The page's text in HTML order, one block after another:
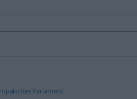
Parlament